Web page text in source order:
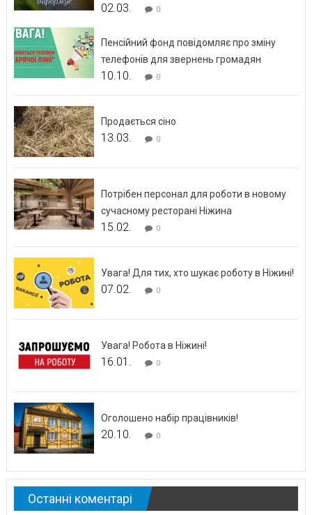
02.03. 0
Пенсійний фонд повідомляє про зміну
телефонів для звернень громадян
10.10. 0
Продається сіно
13.03. 0
Потрібен персонал для роботи в новому
сучасному ресторані Ніжина
15.02. 0
Увага! Для тих, хто шукає роботу в Ніжині!
07.02. 0
Увага! Робота в Ніжині!
16.01. 0
Оголошено набір працівників!
20.10. 0
Останні коментарі